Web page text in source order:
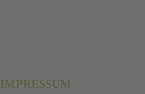
IMPRESSUM